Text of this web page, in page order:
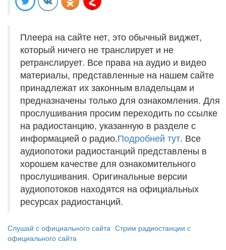
Плеера на сайте нет, это обычный виджет,
который ничего не транслирует и не
ретранслирует. Все права на аудио и видео
материалы, представленные на нашем сайте
принадлежат их законным владельцам и
предназначены только для ознакомления. Для
прослушивания просим переходить по ссылке
на радиостанцию, указанную в разделе с
информацией о радио.Подробней тут. Все
аудиопотоки радиостанций представлены в
хорошем качестве для ознакомительного
прослушивания. Оригинальные версии
аудиопотоков находятся на официальных
ресурсах радиостанций.
Слушай с официального сайта Стрим радиостанции с
официального сайта